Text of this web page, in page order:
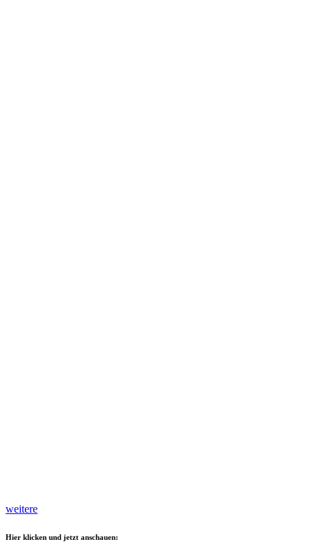
weitere
Hier klicken und jetzt anschauen: